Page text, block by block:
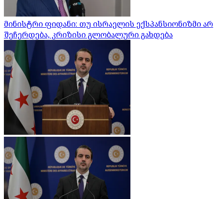
მინისტრი ფიდანი: თუ ისრაელის ექსპანსიონიზმი არ
შეჩერდება, კრიზისი გლობალური გახდება